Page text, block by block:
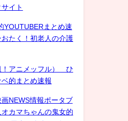
イト
YOUTUBERまとめ速
たく！初老人の介護
！アニメッフル） ひ
的まとめ速報
NEWS情報ポータブ
カマちゃんの鬼女的